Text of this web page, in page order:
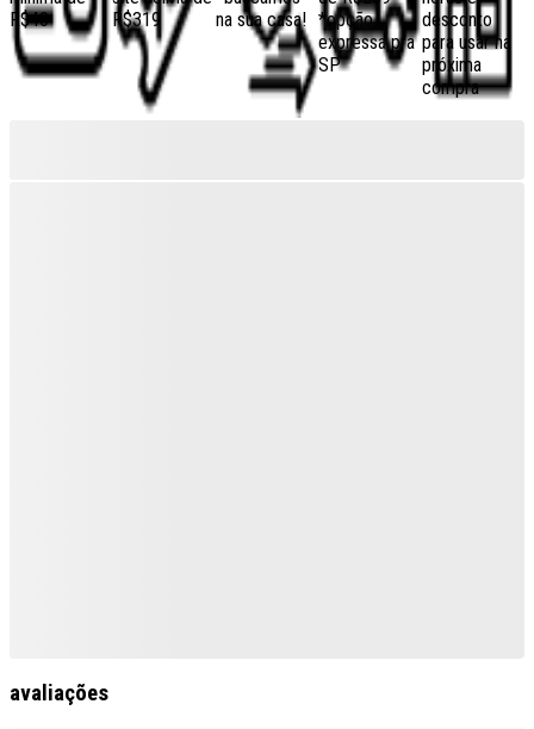
R$40
R$319
na sua casa! *opção
expressa pra
SP
desconto
para usar na
próxima
compra
avaliações